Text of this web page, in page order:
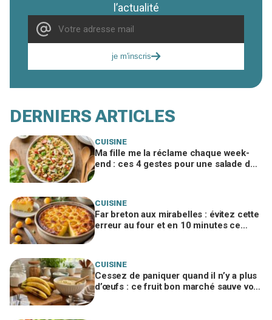
l’actualité
je m'inscris
DERNIERS ARTICLES
CUISINE
Ma fille me la réclame chaque week-
end : ces 4 gestes pour une salade de
CUISINE
Far breton aux mirabelles : évitez cette
erreur au four et en 10 minutes ce
CUISINE
Cessez de paniquer quand il n’y a plus
d’œufs : ce fruit bon marché sauve vos